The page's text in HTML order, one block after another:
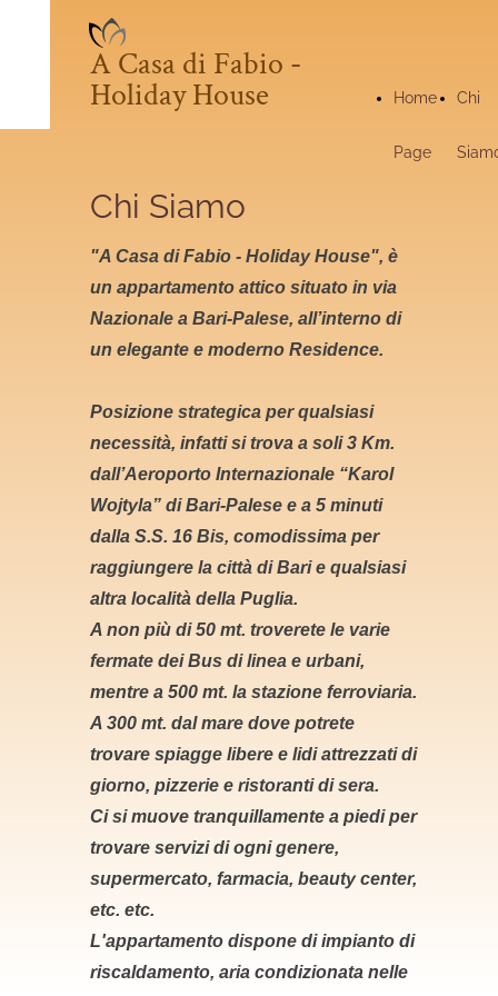
Home
Page
Chi
A Casa di Fabio -
Holiday House
Chi Siamo
"A Casa di Fabio - Holiday House", è
un appartamento attico situato in via
Nazionale a Bari-Palese, all’interno di
un elegante e moderno Residence.
Posizione strategica per qualsiasi
necessità, infatti si trova a soli 3 Km.
dall’Aeroporto Internazionale “Karol
Wojtyla” di Bari-Palese e a 5 minuti
dalla S.S. 16 Bis, comodissima per
raggiungere la città di Bari e qualsiasi
altra località della Puglia.
A non più di 50 mt. troverete le varie
fermate dei Bus di linea e urbani,
mentre a 500 mt. la stazione ferroviaria.
A 300 mt. dal mare dove potrete
trovare spiagge libere e lidi attrezzati di
giorno, pizzerie e ristoranti di sera.
Ci si muove tranquillamente a piedi per
trovare servizi di ogni genere,
supermercato, farmacia, beauty center,
etc. etc.
L'appartamento dispone di impianto di
riscaldamento, aria condizionata nelle